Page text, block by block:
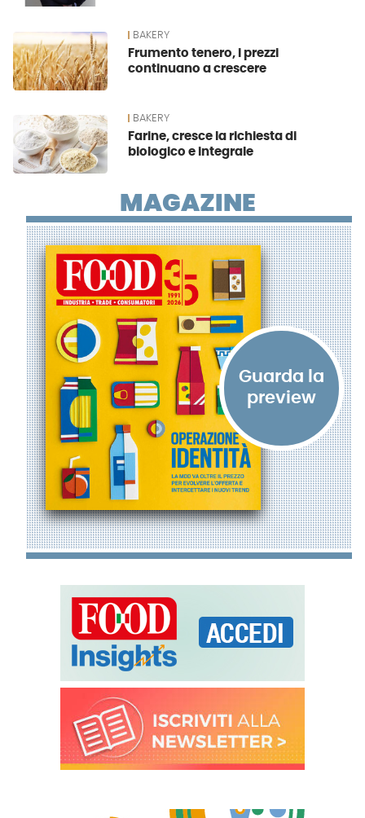
BAKERY
Frumento tenero, i prezzi
continuano a crescere
BAKERY
Farine, cresce la richiesta di
biologico e integrale
MAGAZINE